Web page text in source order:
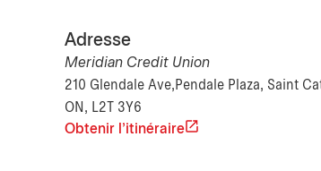
Adresse
Meridian Credit Union
210 Glendale Ave,Pendale Plaza, Saint
ON, L2T 3Y6
Obtenir l'itinéraire